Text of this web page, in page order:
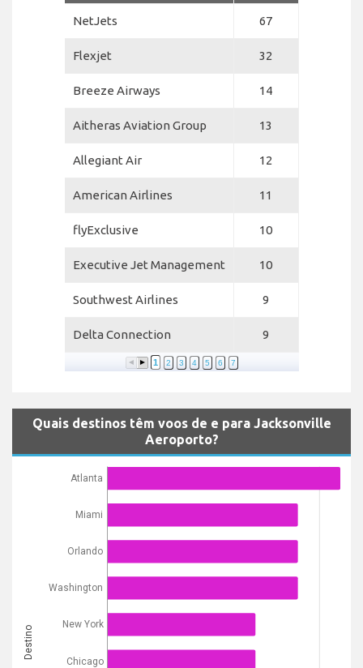
NetJets 67
Flexjet 32
Breeze Airways 14
Aitheras Aviation Group 13
Allegiant Air 12
American Airlines 11
flyExclusive 10
Executive Jet Management 10
Southwest Airlines 9
Delta Connection 9
1 2 3 4 5 6 7
Quais destinos têm voos de e para Jacksonville
Aeroporto?
Atlanta
Miami
Orlando
Washington
New York
Chicago
Destino